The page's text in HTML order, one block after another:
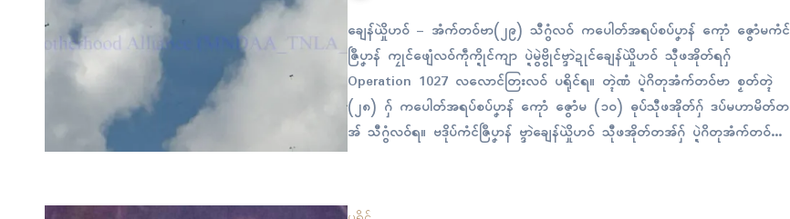
ချေန်ယှိုဲဟဝ် – အံက်တဝ်ဗာ(၂၉) သီဂွံလဝ် ကပေါတ်အရပ်စပ်ပၞာန် ကေုာံ ဇွောံမကံၚ်
ဇြဳပၞာန် ကၠုၚ်ဖျေံလဝ်ကဵုက္ဍိုၚ်ကျာ ပ္ဍဲမွဲဗွိုၚ်ဗ္ဒာဲဍုၚ်ချေန်ယှိုဲဟဝ် သီုဖအိုတ်ရဂှ်
Operation 1027 လလောၚ်တြးလဝ် ပရိုၚ်ရ။ တ္ၚဲဏံ ပ္ဍဲဂိတုအံက်တဝ်ဗာ စၟတ်တ္ၚဲ
(၂၈) ဂှ် ကပေါတ်အရပ်စပ်ပၞာန် ကေုာံ ဇွောံမ (၁၀) ဓုပ်သီုဖအိုတ်ဂှ် ဒပ်မဟာမိတ်တ
အ် သီဂွံလဝ်ရ။ ဗဒိုပ်ကံၚ်ဇြဳပၞာန် ဗ္ဒာဲချေန်ယှိုဲဟဝ် သီုဖအိုတ်တအ်ဂှ် ပ္ဍဲဂိတုအံက်တဝ်
ဗာ…